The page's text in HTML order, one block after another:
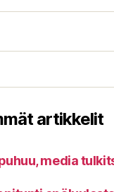
artikkelit
media